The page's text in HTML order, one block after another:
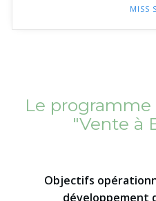
MISS
Le
"Vente à
Objectifs
développement